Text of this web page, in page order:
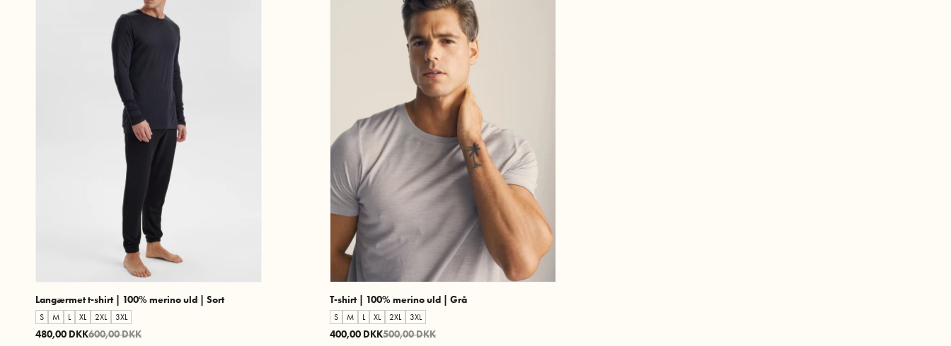
Langærmet t-shirt | 100% merino uld | Sort
S M L XL 2XL 3XL
480,00 DKK600,00 DKK
T-shirt | 100% merino uld | Grå
S M L XL 2XL 3XL
400,00 DKK500,00 DKK